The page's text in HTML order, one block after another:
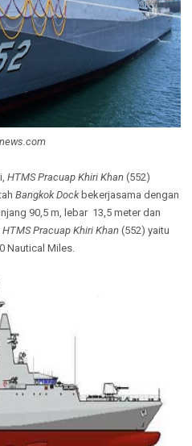
HTMS Pracuap Khiri Khan (552)
Bangkok Dock bekerjasama dengan
90,5 m, lebar 13,5 meter dan
HTMS Pracuap Khiri Khan (552) yaitu
Nautical Miles.